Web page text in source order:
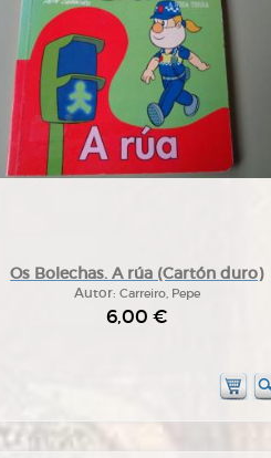
Os Bolechas. A rúa (Cartón duro)
Autor: Carreiro, Pepe
6,00 €